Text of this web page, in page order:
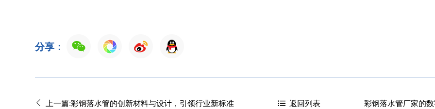
分享：
上一篇:彩钢落水管的创新材料与设计，引领行业新标准 返回列表 彩钢落水管厂家的